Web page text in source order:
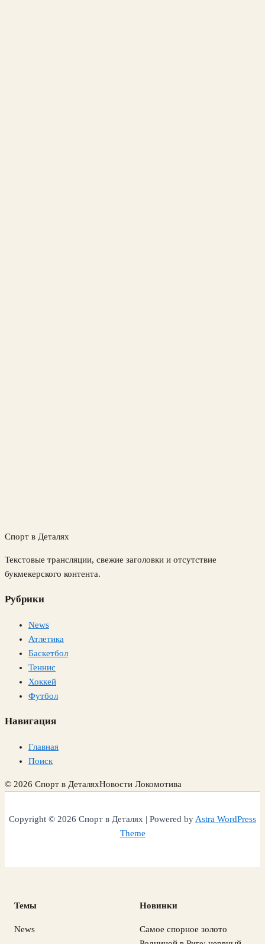
Спорт в Деталях
Текстовые трансляции, свежие заголовки и отсутствие
букмекерского контента.
Рубрики
News
Атлетика
Баскетбол
Теннис
Хоккей
Футбол
Навигация
Главная
Поиск
© 2026 Спорт в ДеталяхНовости Локомотива
Copyright © 2026 Спорт в Деталях | Powered byAstra WordPress
Theme
Темы
News
Новинки
Самое спорное золото